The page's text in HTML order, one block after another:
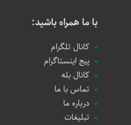
با ما همراه باشید:
کانال تلگرام
پیج اینستاگرام
کانال بله
تماس با ما
درباره ما
تبلیغات